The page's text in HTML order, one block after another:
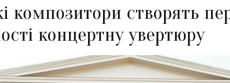
композитори створять
концертну увертюру